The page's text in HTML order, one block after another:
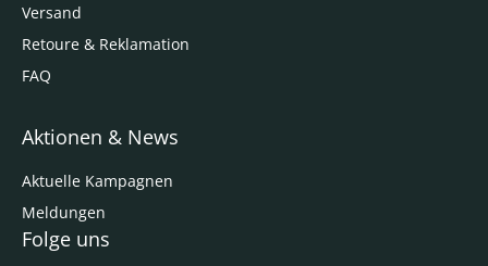
Versand
Retoure & Reklamation
FAQ
Aktionen & News
Aktuelle Kampagnen
Meldungen
Folge uns